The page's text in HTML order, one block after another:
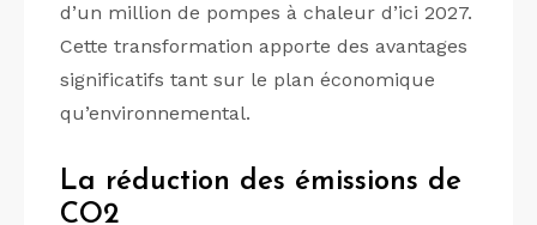
d’un million de pompes à chaleur d’ici 2027.
Cette transformation apporte des avantages
significatifs tant sur le plan économique
qu’environnemental.
La réduction des émissions de
CO2